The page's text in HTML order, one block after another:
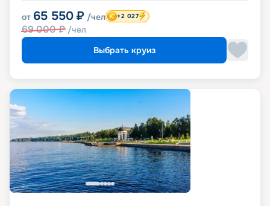
от 65 550 ₽ /чел
69 000₽ /чел
+2 027
Выбрать круиз